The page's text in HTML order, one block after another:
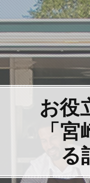
お役
「宮
る